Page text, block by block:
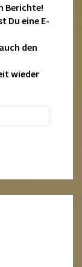
Berichte!
Du eine E-
den
wieder